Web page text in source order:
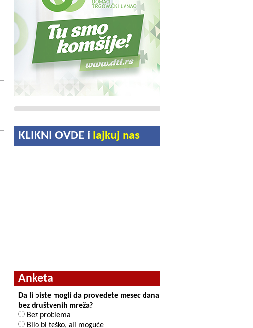
KLIKNI OVDE i lajkuj nas
Anketa
Da li biste mogli da provedete mesec dana
bez društvenih mreža?
Bez problema
Bilo bi teško, ali moguće